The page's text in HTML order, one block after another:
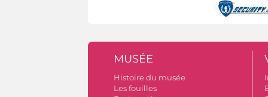
MUSÉE
Histoire du musée
Les fouilles